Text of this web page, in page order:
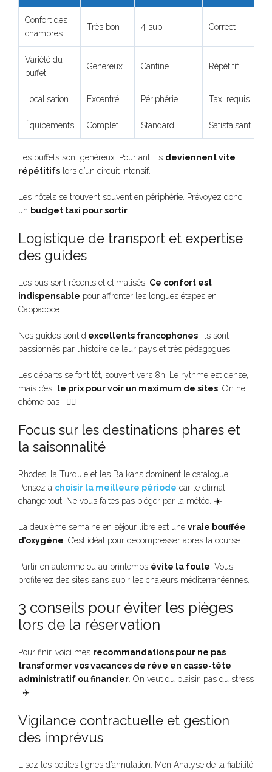
Confort des
chambres
Très bon 4 sup Correct
Variété du
buffet
Généreux Cantine Répétitif
Localisation Excentré Périphérie Taxi requis
Équipements Complet Standard Satisfaisant
Les buffets sont généreux. Pourtant, ils deviennent vite
répétitifs lors d’un circuit intensif.
Les hôtels se trouvent souvent en périphérie. Prévoyez donc
un budget taxi pour sortir.
Logistique de transport et expertise
des guides
Les bus sont récents et climatisés. Ce confort est
indispensable pour affronter les longues étapes en
Cappadoce.
Nos guides sont d’excellents francophones. Ils sont
passionnés par l’histoire de leur pays et très pédagogues.
Les départs se font tôt, souvent vers 8h. Le rythme est dense,
mais c’est le prix pour voir un maximum de sites. On ne
chôme pas ! 🏃‍♂️
Focus sur les destinations phares et
la saisonnalité
Rhodes, la Turquie et les Balkans dominent le catalogue.
Pensez à choisir la meilleure période car le climat
change tout. Ne vous faites pas piéger par la météo. ☀️
La deuxième semaine en séjour libre est une vraie bouffée
d’oxygène. C’est idéal pour décompresser après la course.
Partir en automne ou au printemps évite la foule. Vous
profiterez des sites sans subir les chaleurs méditerranéennes.
3 conseils pour éviter les pièges
lors de la réservation
Pour finir, voici mes recommandations pour ne pas
transformer vos vacances de rêve en casse-tête
administratif ou financier. On veut du plaisir, pas du stress
! ✈️
Vigilance contractuelle et gestion
des imprévus
Lisez les petites lignes d’annulation. Mon Analyse de la fiabilité